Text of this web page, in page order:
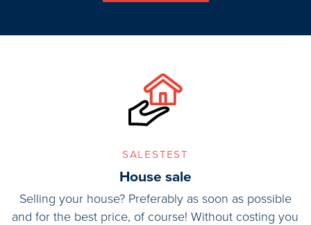
salestest
House sale
Selling your house? Preferably as soon as possible
and for the best price, of course! Without costing you